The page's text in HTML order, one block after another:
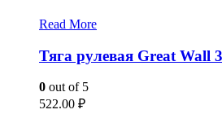
Read More
Тяга рулевая Great Wall
0 out of 5
522.00 ₽